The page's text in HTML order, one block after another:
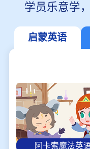
学员乐意学
启蒙英语
阿卡索魔法英